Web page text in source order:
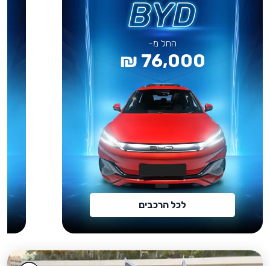
החל מ-
76,000 ₪
לכל הרכבים